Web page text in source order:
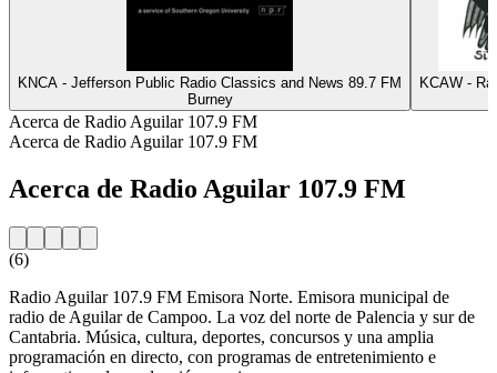
KNCA - Jefferson Public Radio Classics and News 89.7 FM
Burney
KCAW -
Acerca de Radio Aguilar 107.9 FM
Acerca de Radio Aguilar 107.9 FM
Acerca de Radio Aguilar 107.9 FM
(6)
Radio Aguilar 107.9 FM Emisora Norte. Emisora municipal de
radio de Aguilar de Campoo. La voz del norte de Palencia y sur de
Cantabria. Música, cultura, deportes, concursos y una amplia
programación en directo, con programas de entretenimiento e